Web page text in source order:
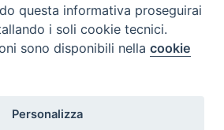
POLO TEOLOGICO
questa informativa proseguirai
i soli cookie tecnici.
sono disponibili nellacookie
Personalizza